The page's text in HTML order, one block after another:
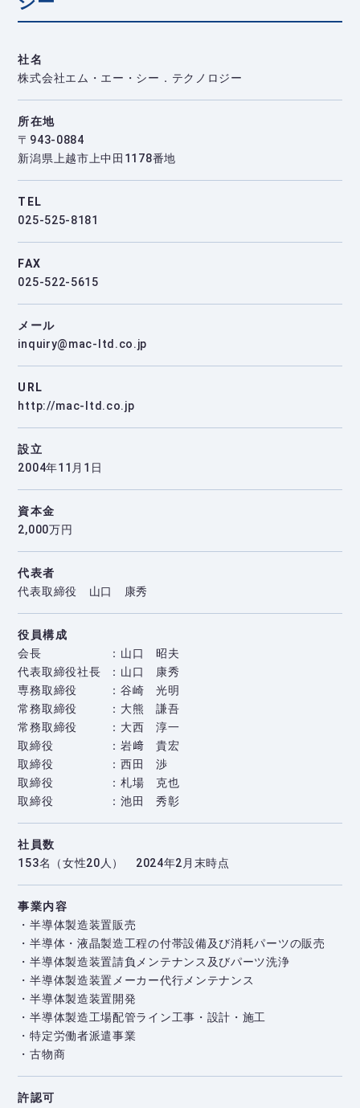
社名
株式会社エム・エー・シー．テクノロジー
所在地
〒943-0884
新潟県上越市上中田1178番地
TEL
025-525-8181
FAX
025-522-5615
メール
inquiry@mac-ltd.co.jp
URL
http://mac-ltd.co.jp
設立
2004年11月1日
資本金
2,000万円
代表者
代表取締役 山口 康秀
役員構成
会長
山口 昭夫
代表取締役社長
山口 康秀
専務取締役
谷崎 光明
常務取締役
大熊 謙吾
常務取締役
大西 淳一
取締役
岩﨑 貴宏
取締役
西田 渉
取締役
札場 克也
取締役
池田 秀彰
社員数
153名（女性20人） 2024年2月末時点
事業内容
・半導体製造装置販売
・半導体・液晶製造工程の付帯設備及び消耗パーツの販売
・半導体製造装置請負メンテナンス及びパーツ洗浄
・半導体製造装置メーカー代行メンテナンス
・半導体製造装置開発
・半導体製造工場配管ライン工事・設計・施工
・特定労働者派遣事業
・古物商
許認可